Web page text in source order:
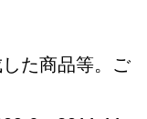
た商品等。ご